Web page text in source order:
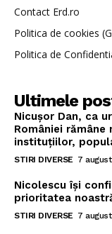
Contact Erd.ro
Politica de cookies
Politica de
Ultimele
Nicușor Dan, ca
României
instituțiilor,
STIRI DIVERSE 7
Nicolescu își
prioritatea
STIRI DIVERSE 7